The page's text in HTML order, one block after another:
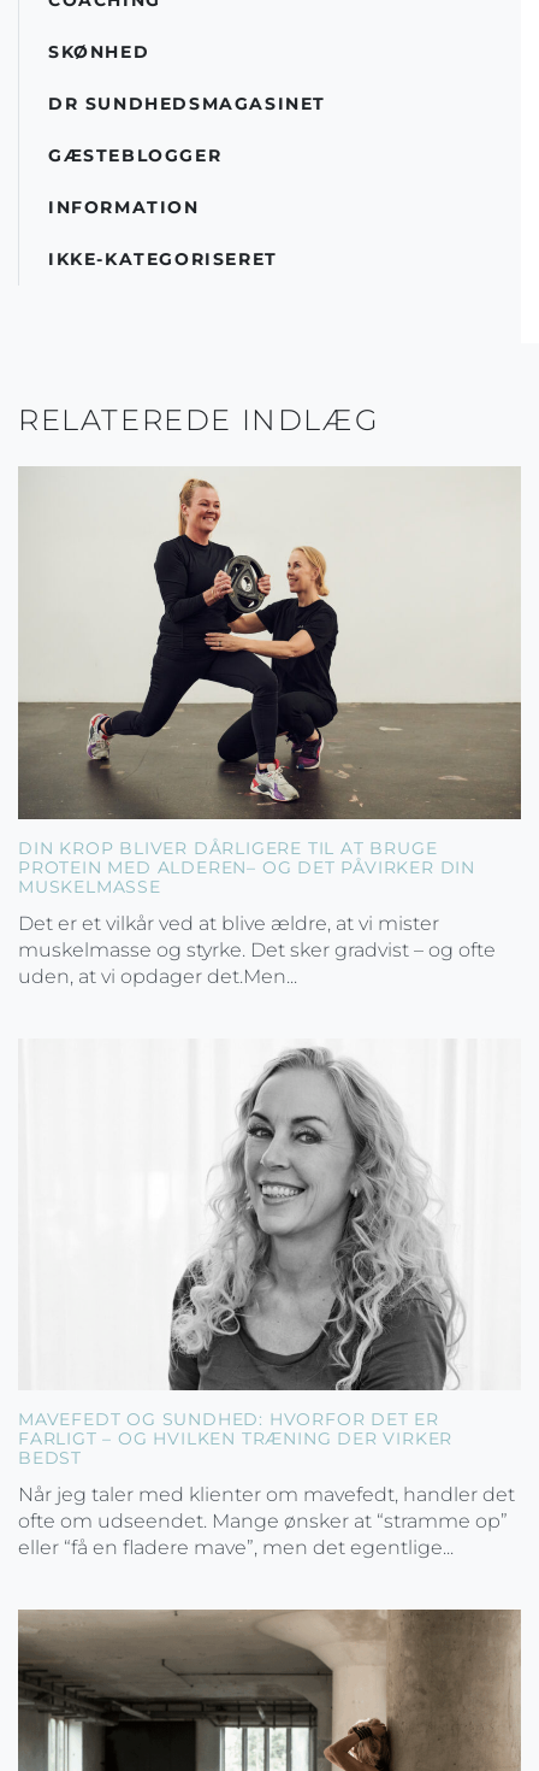
SKØNHED
DR SUNDHEDSMAGASINET
GÆSTEBLOGGER
INFORMATION
IKKE-KATEGORISERET
RELATEREDE INDLÆG
DIN KROP BLIVER DÅRLIGERE TIL AT BRUGE
PROTEIN MED ALDEREN– OG DET PÅVIRKER DIN
MUSKELMASSE
Det er et vilkår ved at blive ældre, at vi mister
muskelmasse og styrke. Det sker gradvist – og ofte
uden, at vi opdager det.Men...
MAVEFEDT OG SUNDHED: HVORFOR DET ER
FARLIGT – OG HVILKEN TRÆNING DER VIRKER
BEDST
Når jeg taler med klienter om mavefedt, handler det
ofte om udseendet. Mange ønsker at “stramme op”
eller “få en fladere mave”, men det egentlige...